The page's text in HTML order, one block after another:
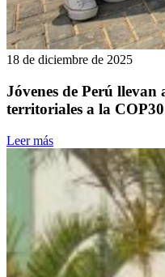
18 de diciembre de 2025
Jóvenes de Perú llevan
territoriales a la COP30
Leer más